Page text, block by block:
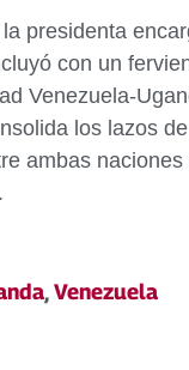
presidenta
con un
Venezuela-
los lazos
ambas
,Venezuela